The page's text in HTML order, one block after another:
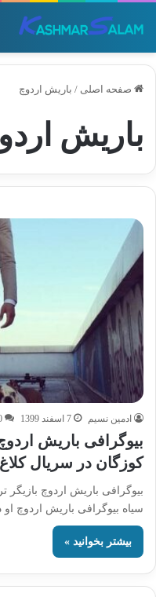
صفحه اصلی / باریش اردوچ
باریش
ادمین نسیم 7 اسفند 1399
بیوگرافی باریش
کوزگان در سریال
بیوگرافی باریش اردوچ
سیاه بیوگرافی باریش اردوچ او در ۹ اکتبر
بیشتر بخوانید »